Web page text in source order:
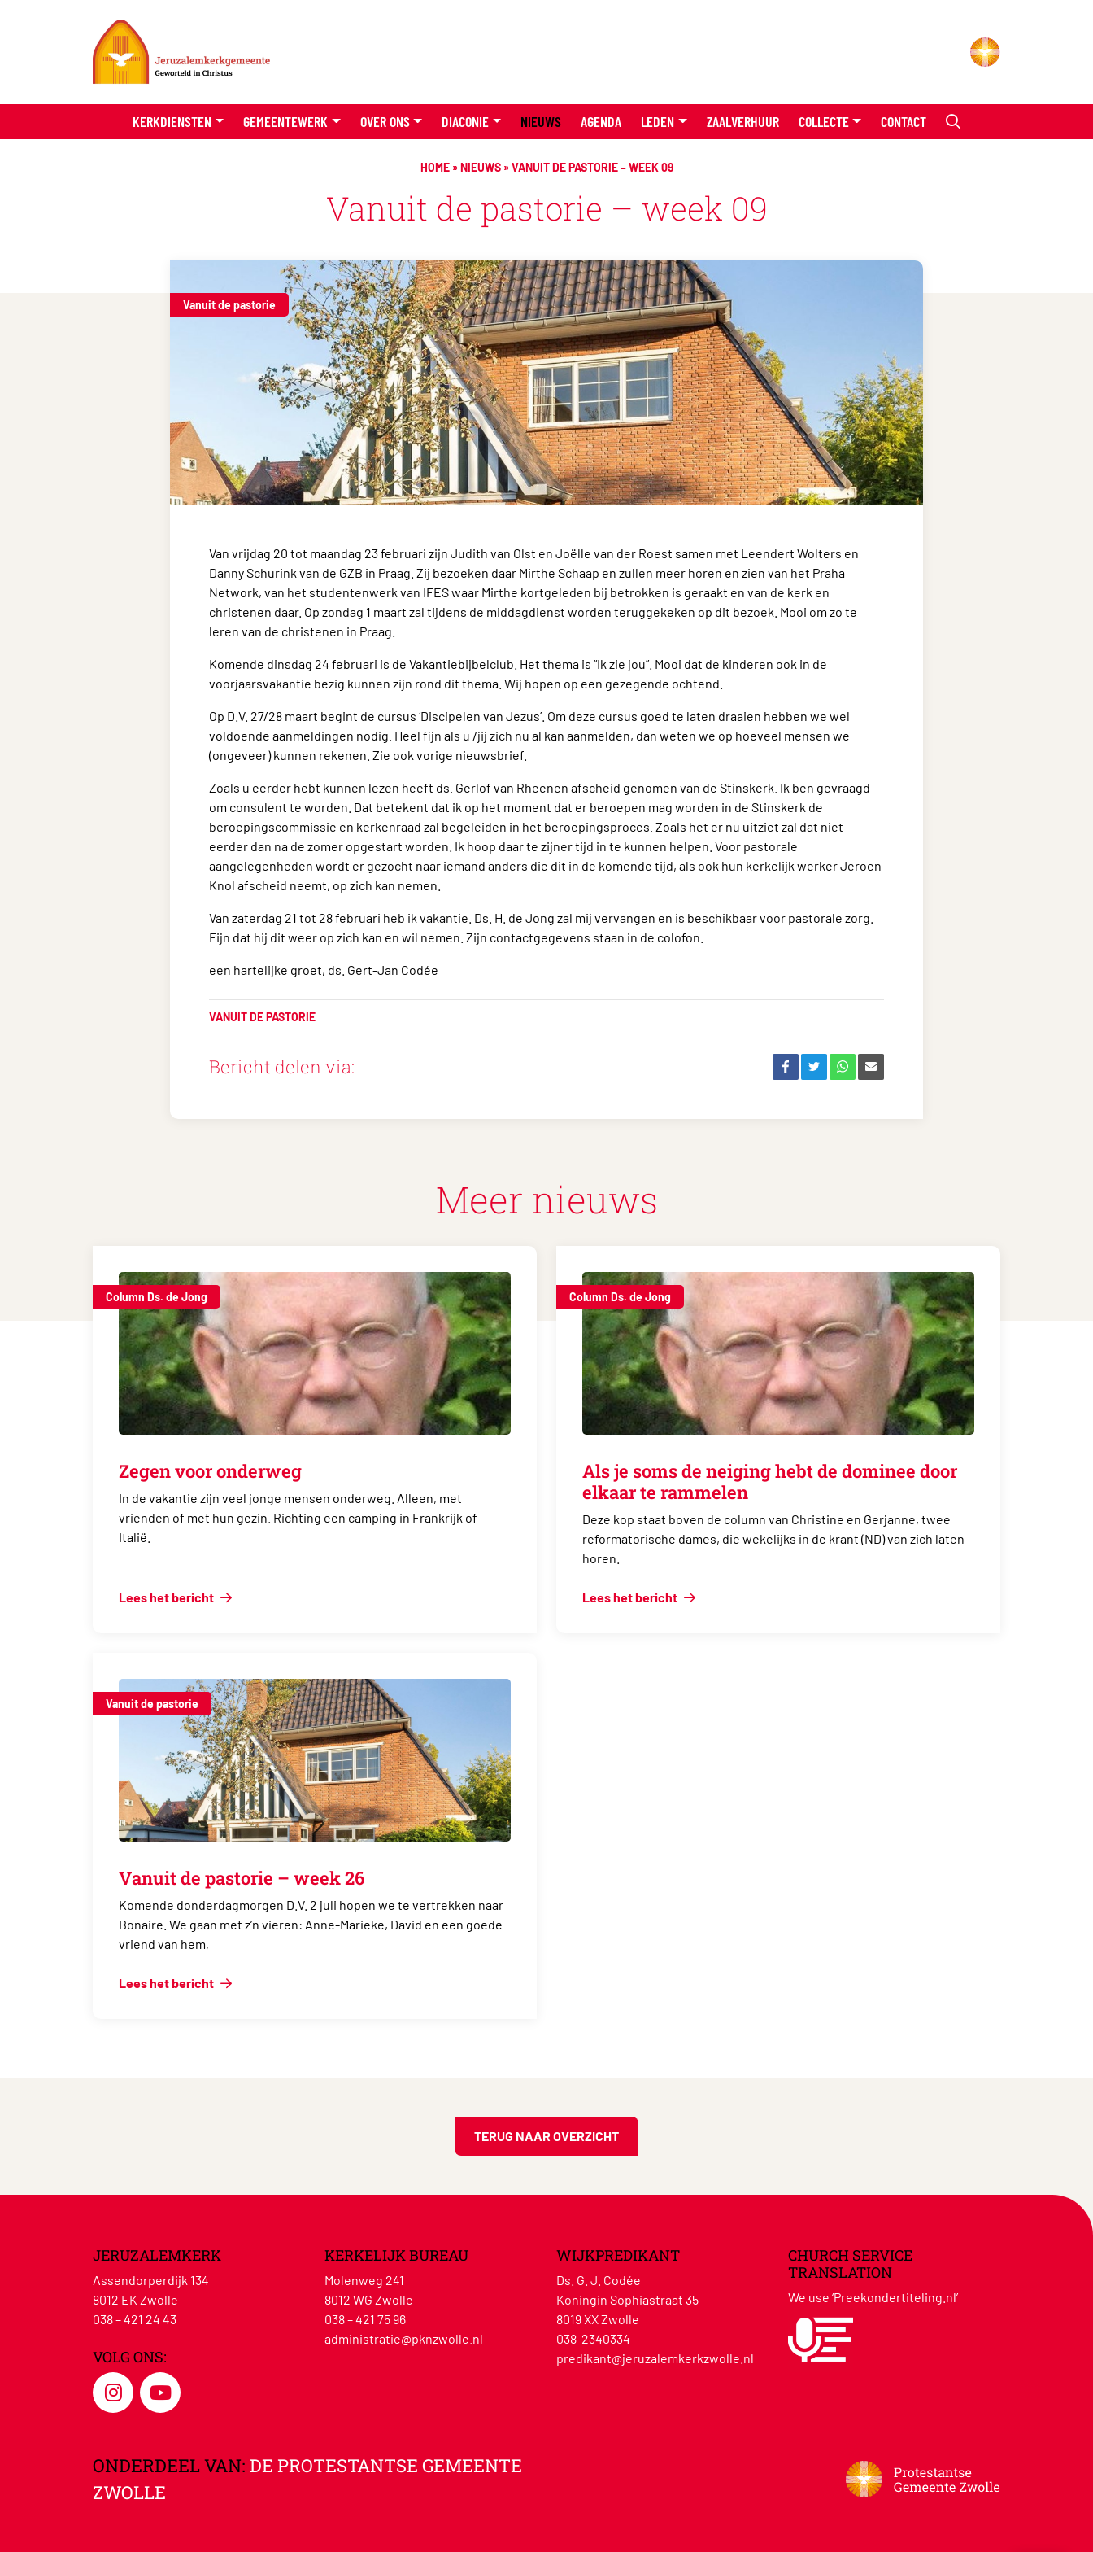
KERKDIENSTEN GEMEENTEWERK OVER ONS DIACONIE NIEUWS AGENDA LEDEN ZAALVERHUUR COLLECTE CONTACT
HOME»NIEUWS»VANUIT DE PASTORIE – WEEK 09
Vanuit de pastorie – week 09
Vanuit de pastorie
Van vrijdag 20 tot maandag 23 februari zijn Judith van Olst en Joëlle van der Roest samen met Leendert Wolters en
Danny Schurink van de GZB in Praag. Zij bezoeken daar Mirthe Schaap en zullen meer horen en zien van het Praha
Network, van het studentenwerk van IFES waar Mirthe kortgeleden bij betrokken is geraakt en van de kerk en
christenen daar. Op zondag 1 maart zal tijdens de middagdienst worden teruggekeken op dit bezoek. Mooi om zo te
leren van de christenen in Praag.
Komende dinsdag 24 februari is de Vakantiebijbelclub. Het thema is “Ik zie jou”. Mooi dat de kinderen ook in de
voorjaarsvakantie bezig kunnen zijn rond dit thema. Wij hopen op een gezegende ochtend.
Op D.V. 27/28 maart begint de cursus ‘Discipelen van Jezus’. Om deze cursus goed te laten draaien hebben we wel
voldoende aanmeldingen nodig. Heel fijn als u /jij zich nu al kan aanmelden, dan weten we op hoeveel mensen we
(ongeveer) kunnen rekenen. Zie ook vorige nieuwsbrief.
Zoals u eerder hebt kunnen lezen heeft ds. Gerlof van Rheenen afscheid genomen van de Stinskerk. Ik ben gevraagd
om consulent te worden. Dat betekent dat ik op het moment dat er beroepen mag worden in de Stinskerk de
beroepingscommissie en kerkenraad zal begeleiden in het beroepingsproces. Zoals het er nu uitziet zal dat niet
eerder dan na de zomer opgestart worden. Ik hoop daar te zijner tijd in te kunnen helpen. Voor pastorale
aangelegenheden wordt er gezocht naar iemand anders die dit in de komende tijd, als ook hun kerkelijk werker Jeroen
Knol afscheid neemt, op zich kan nemen.
Van zaterdag 21 tot 28 februari heb ik vakantie. Ds. H. de Jong zal mij vervangen en is beschikbaar voor pastorale zorg.
Fijn dat hij dit weer op zich kan en wil nemen. Zijn contactgegevens staan in de colofon.
een hartelijke groet, ds. Gert-Jan Codée
VANUIT DE PASTORIE
Bericht delen via:
Meer nieuws
Column Ds. de Jong
Zegen voor onderweg
In de vakantie zijn veel jonge mensen onderweg. Alleen, met
vrienden of met hun gezin. Richting een camping in Frankrijk of
Italië.
Lees het bericht
Column Ds. de Jong
Als je soms de neiging hebt de dominee door
elkaar te rammelen
Deze kop staat boven de column van Christine en Gerjanne, twee
reformatorische dames, die wekelijks in de krant (ND) van zich laten
horen.
Lees het bericht
Vanuit de pastorie
Vanuit de pastorie – week 26
Komende donderdagmorgen D.V. 2 juli hopen we te vertrekken naar
Bonaire. We gaan met z’n vieren: Anne-Marieke, David en een goede
vriend van hem,
Lees het bericht
TERUG NAAR OVERZICHT
JERUZALEMKERK
Assendorperdijk 134
8012 EK Zwolle
038 – 421 24 43
VOLG ONS:
KERKELIJK BUREAU
Molenweg 241
8012 WG Zwolle
038 – 421 75 96
administratie@pknzwolle.nl
WIJKPREDIKANT
Ds. G. J. Codée
Koningin Sophiastraat 35
8019 XX Zwolle
038-2340334
predikant@jeruzalemkerkzwolle.nl
CHURCH SERVICE
TRANSLATION
We use ‘Preekondertiteling.nl’
ONDERDEEL VAN: DE PROTESTANTSE GEMEENTE
ZWOLLE